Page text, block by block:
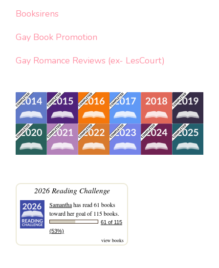
Booksirens
Gay Book Promotion
Gay Romance Reviews (ex- LesCourt)
2026 Reading Challenge
Samanthahas read 61 books
toward her goal of 115 books.
61 of 115
(53%)
view books